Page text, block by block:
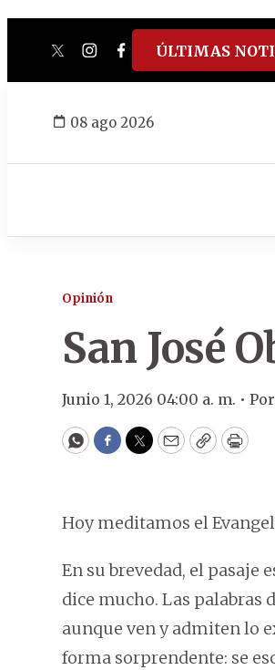
twitterinstagram
facebook
tiktokyoutube
spotify
ÚLTIMAS
08 ago 2026
Opinión
San José
Junio 1, 2026 04:00 a. m. • Por
WhatsApp
Facebook
Twitter
EmailCopyPrint
Hoy meditamos el
En su brevedad, el pasaje
dice mucho. Las palabras
aunque ven y admiten lo
forma sorprendente: se